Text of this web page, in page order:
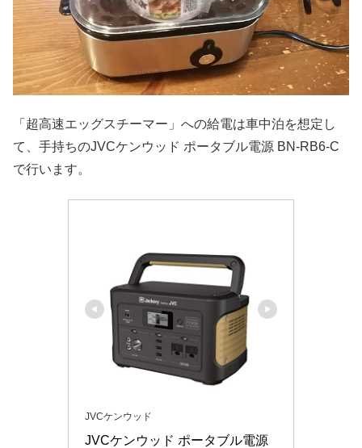
「超高速エッグスチーマー」への給電は車中泊を想定し
て、手持ちのJVCケンウッド ポータブル電源 BN-RB6-C
で行います。
JVCケンウッド
JVCケンウッド ポータブル電源